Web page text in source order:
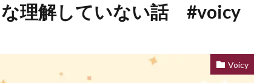
理解していない話 #voicy
Voicy